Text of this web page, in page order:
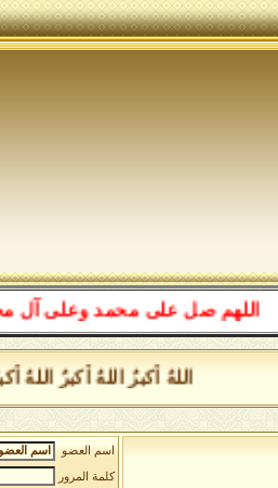
صل على محمد وعلى آل محمد
اللهُ أكبرُ اللهُ أكبرُ اللهُ
اسم العضو
كلمة المرور